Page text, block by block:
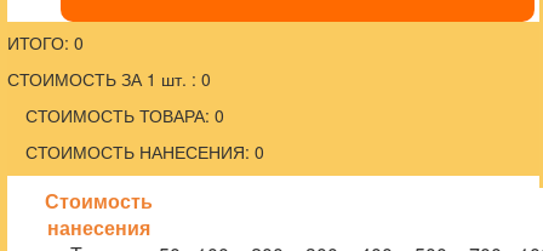
ИТОГО: 0
СТОИМОСТЬ ЗА 1 шт. : 0
СТОИМОСТЬ ТОВАРА: 0
СТОИМОСТЬ НАНЕСЕНИЯ: 0
Стоимость
нанесения